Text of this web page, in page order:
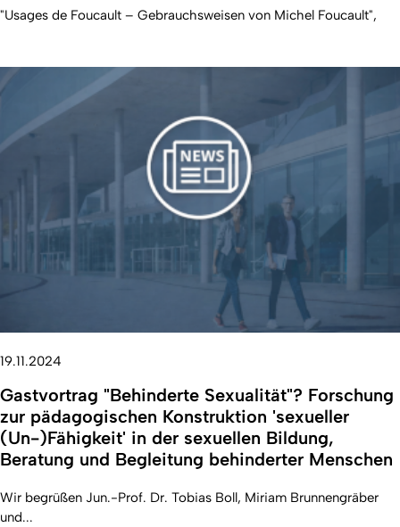
"Usages de Foucault – Gebrauchsweisen von Michel Foucault",
19.11.2024
Gastvortrag "Behinderte Sexualität"? Forschung
zur pädagogischen Konstruktion 'sexueller
(Un-)Fähigkeit' in der sexuellen Bildung,
Beratung und Begleitung behinderter Menschen
Wir begrüßen Jun.-Prof. Dr. Tobias Boll, Miriam Brunnengräber
und...